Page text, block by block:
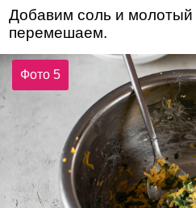
Добавим соль и молотый
перемешаем.
Фото 5